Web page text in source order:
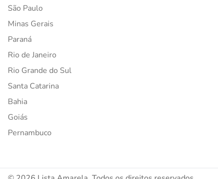
São Paulo
Minas Gerais
Paraná
Rio de Janeiro
Rio Grande do Sul
Santa Catarina
Bahia
Goiás
Pernambuco